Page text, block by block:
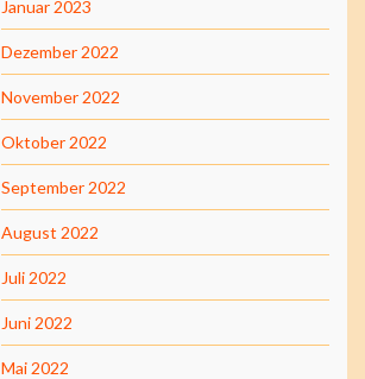
Januar 2023
Dezember 2022
November 2022
Oktober 2022
September 2022
August 2022
Juli 2022
Juni 2022
Mai 2022